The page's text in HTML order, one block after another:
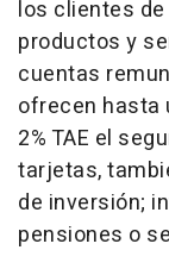
los clientes de
productos y
cuentas
ofrecen hasta
2% TAE el
tarjetas,
de inversión;
pensiones o